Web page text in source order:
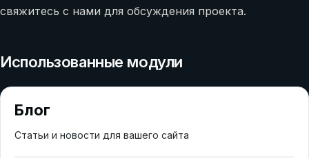
свяжитесь с нами для обсуждения проекта.
Использованные модули
Блог
Статьи и новости для вашего сайта